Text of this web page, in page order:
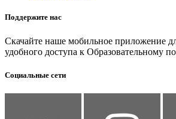
Поддержите нас
Скачайте наше мобильное приложение
удобного доступа к Образовательному
Социальные сети